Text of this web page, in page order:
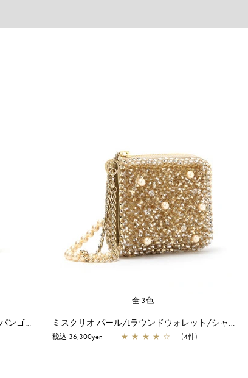
パンダスペシャル/ウォレット/シャンパンゴールド
全3色
ミスクリオ パール/Lラウンドウォレット/シャンパンゴールド
税込 36,300yen ★ ★ ★ ★ ☆ (4件)